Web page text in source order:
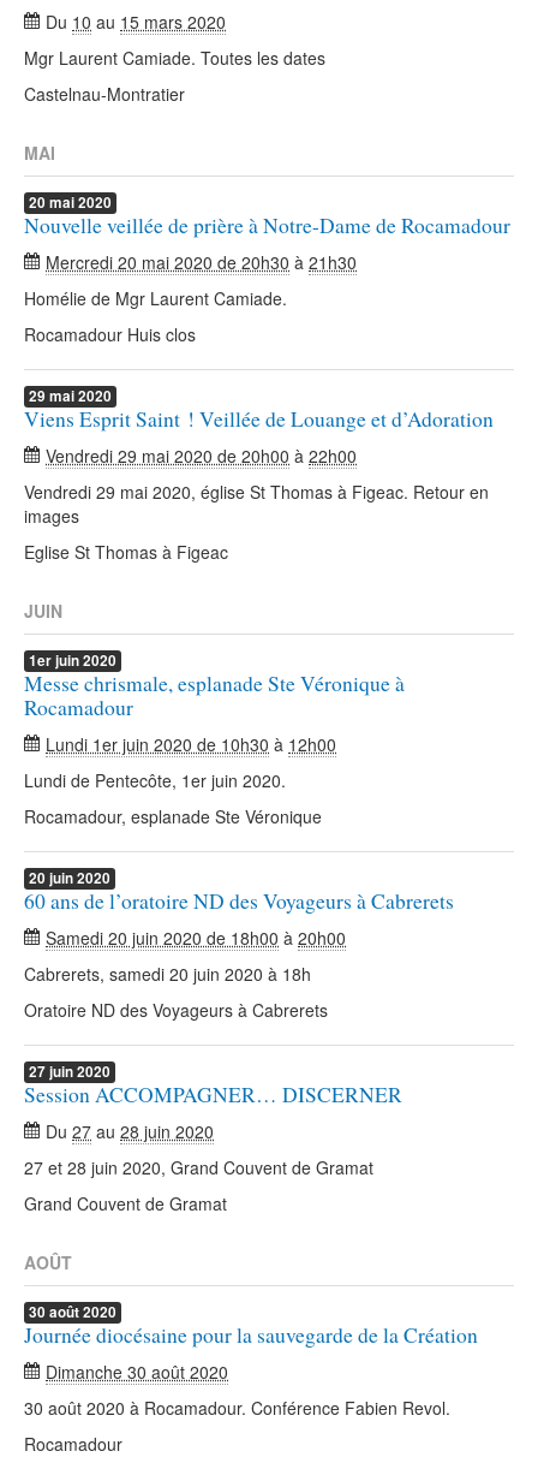
Du 10 au 15 mars 2020
Mgr Laurent Camiade. Toutes les dates
Castelnau-Montratier
MAI
20 mai2020
Nouvelle veillée de prière à Notre-Dame de Rocamadour
Mercredi 20 mai 2020 de 20h30 à 21h30
Homélie de Mgr Laurent Camiade.
Rocamadour Huis clos
29 mai2020
Viens Esprit Saint ! Veillée de Louange et d’Adoration
Vendredi 29 mai 2020 de 20h00 à 22h00
Vendredi 29 mai 2020, église St Thomas à Figeac. Retour en
images
Eglise St Thomas à Figeac
JUIN
1erjuin2020
Messe chrismale, esplanade Ste Véronique à
Rocamadour
Lundi 1er juin 2020 de 10h30 à 12h00
Lundi de Pentecôte, 1er juin 2020.
Rocamadour, esplanade Ste Véronique
20 juin2020
60 ans de l’oratoire ND des Voyageurs à Cabrerets
Samedi 20 juin 2020 de 18h00 à 20h00
Cabrerets, samedi 20 juin 2020 à 18h
Oratoire ND des Voyageurs à Cabrerets
27juin2020
Session ACCOMPAGNER… DISCERNER
Du 27 au 28 juin 2020
27 et 28 juin 2020, Grand Couvent de Gramat
Grand Couvent de Gramat
AOÛT
30 août2020
Journée diocésaine pour la sauvegarde de la Création
Dimanche 30 août 2020
30 août 2020 à Rocamadour. Conférence Fabien Revol.
Rocamadour